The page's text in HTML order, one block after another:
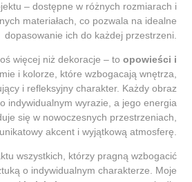
– dostępne w różnych rozmiarach i
materiałach, co pozwala na idealne
dopasowanie ich do każdej przestrzeni.
więcej niż dekoracje – to opowieści i
i kolorze, które wzbogacają wnętrza,
i refleksyjny charakter. Każdy obraz
indywidualnym wyrazie, a jego energia
się w nowoczesnych przestrzeniach,
akcent i wyjątkową atmosferę.
wszystkich, którzy pragną wzbogacić
o indywidualnym charakterze. Moje